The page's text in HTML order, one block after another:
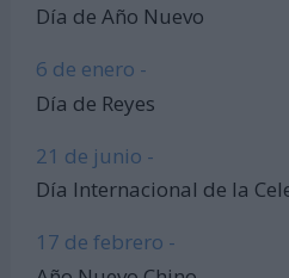
Día de Año Nuevo
6 de enero -
Día de Reyes
21 de junio -
Día Internacional de la
17 de febrero -